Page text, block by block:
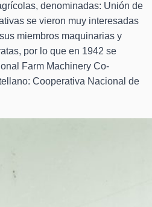
denominadas: Unión de
se vieron muy interesadas
miembros maquinarias y
por lo que en 1942 se
Farm Machinery Co-
Cooperativa Nacional de